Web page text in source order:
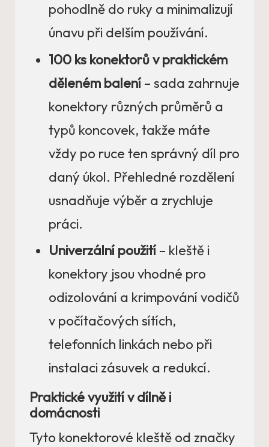
pohodlně do ruky a minimalizují
únavu při delším používání.
100 ks konektorů v praktickém
děleném balení – sada zahrnuje
konektory různých průměrů a
typů koncovek, takže máte
vždy po ruce ten správný díl pro
daný úkol. Přehledné rozdělení
usnadňuje výběr a zrychluje
práci.
Univerzální použití – kleště i
konektory jsou vhodné pro
odizolování a krimpování vodičů
v počítačových sítích,
telefonních linkách nebo při
instalaci zásuvek a redukcí.
Praktické využití v dílně i
domácnosti
Tyto konektorové kleště od značky